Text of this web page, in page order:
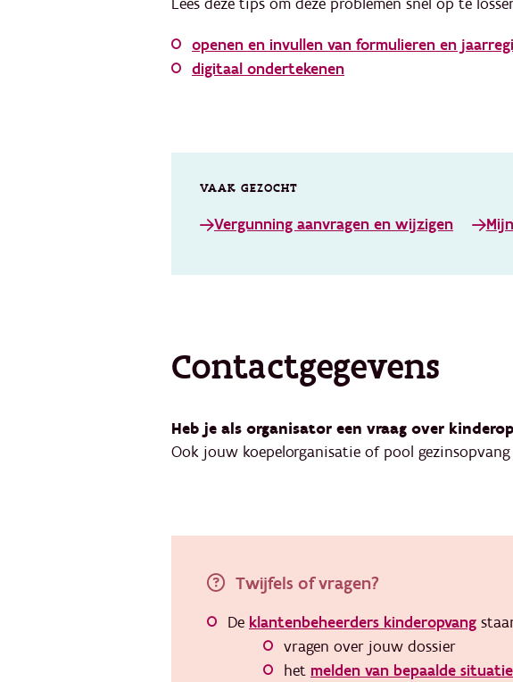
openen en invullen van formulieren en
digitaal ondertekenen
VAAK GEZOCHT
Vergunning aanvragen en wijzigen
Contactgegevens
Heb je als organisator een vraag over
Ook jouw koepelorganisatie of pool
Twijfels of vragen?
De klantenbeheerders kinderopvang
vragen over jouw dossier
het melden van bepaalde